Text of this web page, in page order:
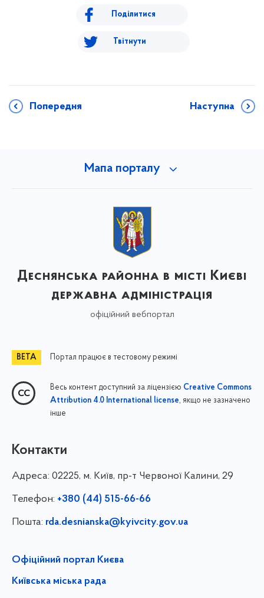
Поділитися
Твітнути
Попередня Наступна
Мапа порталу
Деснянська районна в місті Києві
державна адміністрація
офіційний вебпортал
Портал працює в тестовому режимі
Весь контент доступний за ліцензією Creative Commons
Attribution 4.0 International license, якщо не зазначено
інше
Контакти
Адреса: 02225, м. Київ, пр-т Червоної Калини, 29
Телефон: +380 (44) 515-66-66
Пошта: rda.desnianska@kyivcity.gov.ua
Офіційний портал Києва
Київська міська рада